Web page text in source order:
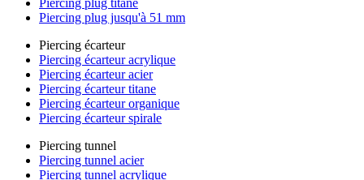
Piercing plug titane
Piercing plug jusqu'à 51 mm
Piercing écarteur
Piercing écarteur acrylique
Piercing écarteur acier
Piercing écarteur titane
Piercing écarteur organique
Piercing écarteur spirale
Piercing tunnel
Piercing tunnel acier
Piercing tunnel acrylique